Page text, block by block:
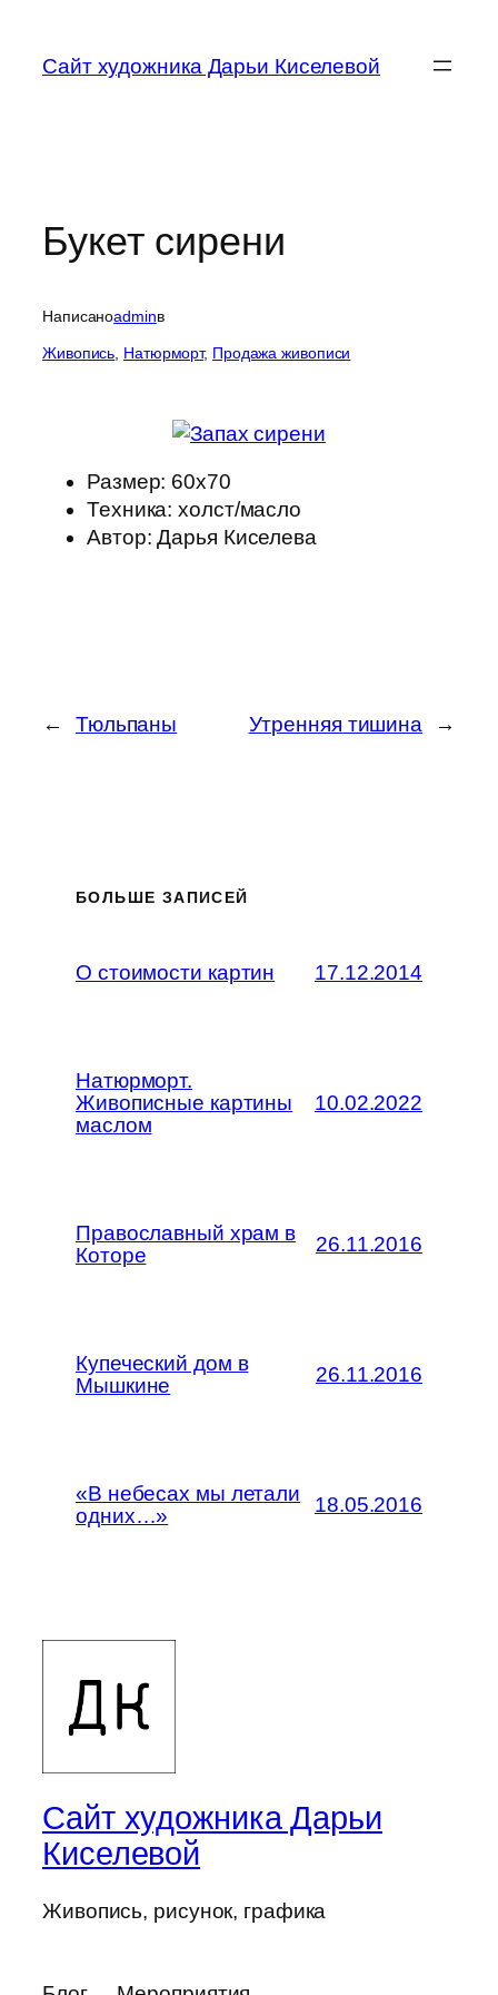
содержимому
Сайт художника Дарьи Киселевой
Букет сирени
Написаноadminв
Живопись Натюрморт, Продажа живописи
Размер: 60х70
Техника: холст/масло
Автор: Дарья Киселева
← Тюльпаны Утренняя тишина →
БОЛЬШЕ ЗАПИСЕЙ
О стоимости картин 17.12.2014
Натюрморт.
Живописные картины
маслом
10.02.2022
Православный храм в
Которе
26.11.2016
Купеческий дом в
Мышкине
26.11.2016
«В небесах мы летали
одних…»
18.05.2016
Сайт художника Дарьи
Киселевой
Живопись, рисунок, графика